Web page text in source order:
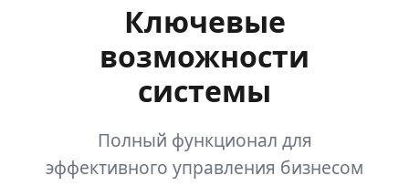
Ключевые
возможности
системы
Полный функционал для
эффективного управления бизнесом